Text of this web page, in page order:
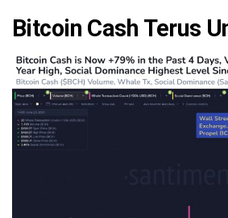
Bitcoin Cash Terus